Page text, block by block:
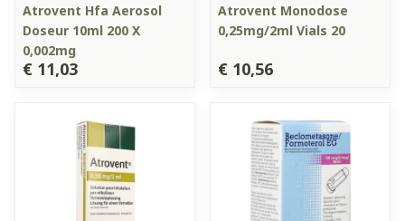
Atrovent Hfa Aerosol
Doseur 10ml 200 X
0,002mg
€ 11,03
Atrovent Monodose
0,25mg/2ml Vials 20
€ 10,56